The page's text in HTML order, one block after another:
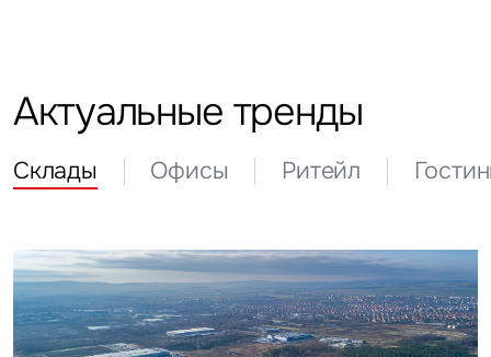
Актуальные тренды
Склады Офисы Ритейл